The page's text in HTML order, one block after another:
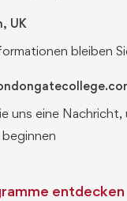
UK
bleiben
uns eine Nachricht,
entdecken